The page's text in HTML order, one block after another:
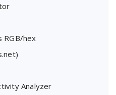
RGB/hex
Analyzer